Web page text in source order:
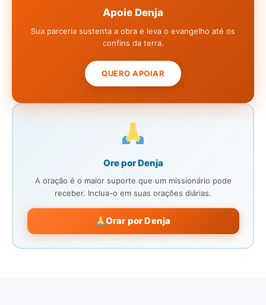
Apoie Denja
Sua parceria sustenta a obra e leva o evangelho até os
confins da terra.
QUERO APOIAR
Ore por Denja
A oração é o maior suporte que um missionário pode
receber. Inclua-o em suas orações diárias.
Orar por Denja